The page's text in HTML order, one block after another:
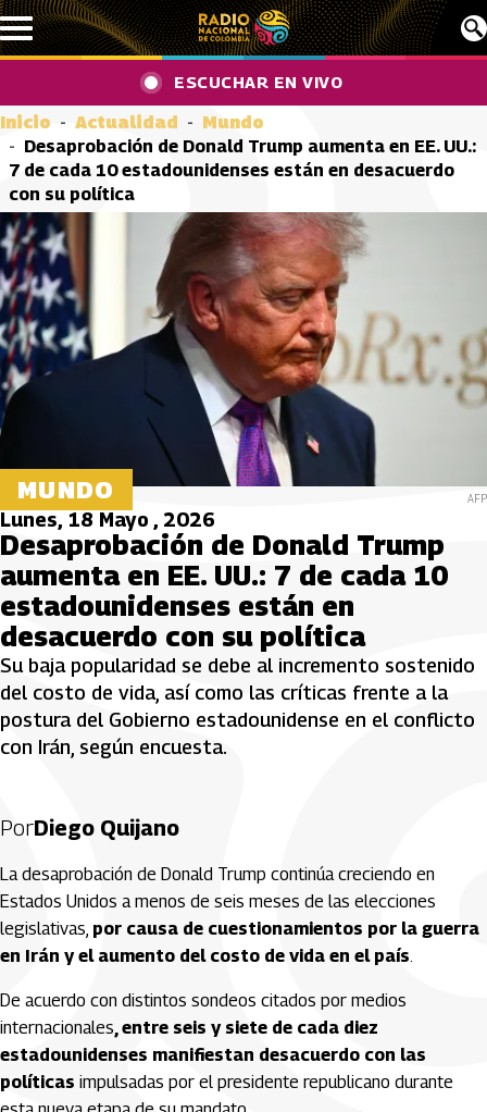
Pasar al contenido principal
ESCUCHAR EN VIVO
Inicio Actualidad
Mundo
Desaprobación de Donald Trump aumenta en EE. UU.:
7 de cada 10 estadounidenses están en desacuerdo
con su política
MUNDO AFP
Lunes, 18 Mayo , 2026
Desaprobación de Donald Trump
aumenta en EE. UU.: 7 de cada 10
estadounidenses están en
desacuerdo con su política
Su baja popularidad se debe al incremento sostenido
del costo de vida, así como las críticas frente a la
postura del Gobierno estadounidense en el conflicto
con Irán, según encuesta.
PorDiego Quijano
La desaprobación de Donald Trump continúa creciendo en
Estados Unidos a menos de seis meses de las elecciones
legislativas, por causa de cuestionamientos por la guerra
en Irán y el aumento del costo de vida en el país.
De acuerdo con distintos sondeos citados por medios
internacionales, entre seis y siete de cada diez
estadounidenses manifiestan desacuerdo con las
políticas impulsadas por el presidente republicano durante